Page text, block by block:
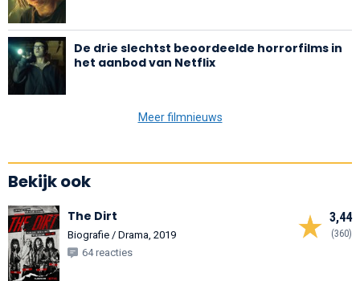
De drie slechtst beoordeelde horrorfilms in
het aanbod van Netflix
Meer filmnieuws
Bekijk ook
3,44
(360)
The Dirt
Biografie / Drama, 2019
64 reacties